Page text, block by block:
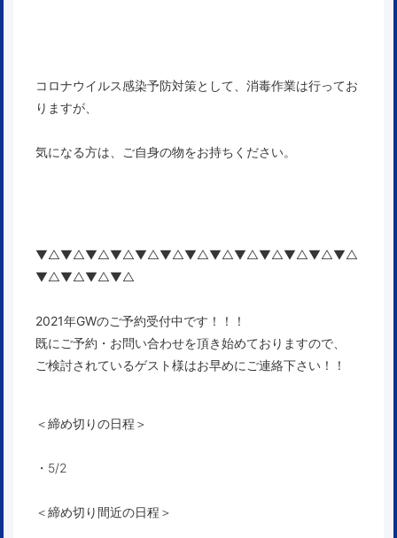
コロナウイルス感染予防対策として、消毒作業は行ってお
りますが、
気になる方は、ご自身の物をお持ちください。
▼△▼△▼△▼△▼△▼△▼△▼△▼△▼△▼△▼△▼△
▼△▼△▼△▼△
2021年GWのご予約受付中です！！！
既にご予約・お問い合わせを頂き始めておりますので、
ご検討されているゲスト様はお早めにご連絡下さい！！
＜締め切りの日程＞
・5/2
＜締め切り間近の日程＞